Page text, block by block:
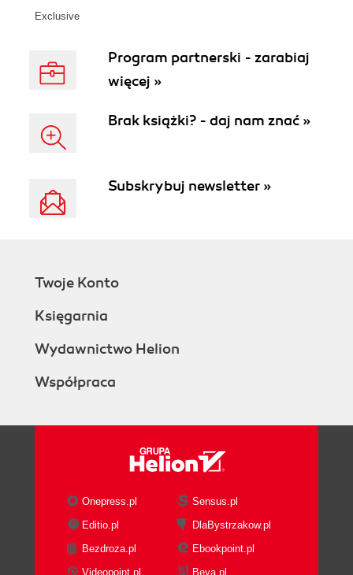
Exclusive
Program partnerski - zarabiaj
więcej »
Brak książki? - daj nam znać »
Subskrybuj newsletter »
Twoje Konto
Księgarnia
Wydawnictwo Helion
Współpraca
Onepress.pl
Sensus.pl
Editio.pl
DlaBystrzakow.pl
Bezdroza.pl
Ebookpoint.pl
Videopoint.pl
Beya.pl